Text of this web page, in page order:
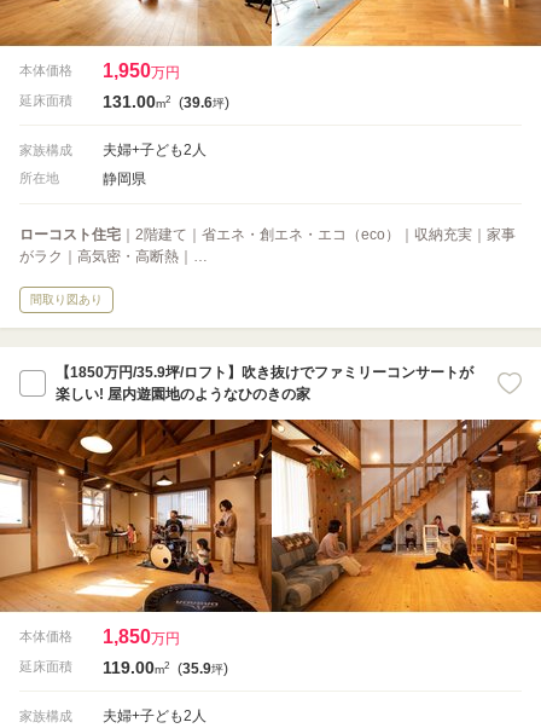
本体価格 1,950万円
延床面積 131.00m2 (39.6坪)
家族構成 夫婦+子ども2人
所在地 静岡県
ローコスト住宅 ｜2階建て｜省エネ・創エネ・エコ（eco）｜収納充実｜家事
がラク｜高気密・高断熱｜…
間取り図あり
【1850万円/35.9坪/ロフト】吹き抜けでファミリーコンサートが
楽しい! 屋内遊園地のようなひのきの家
本体価格 1,850万円
延床面積 119.00m2 (35.9坪)
家族構成 夫婦+子ども2人